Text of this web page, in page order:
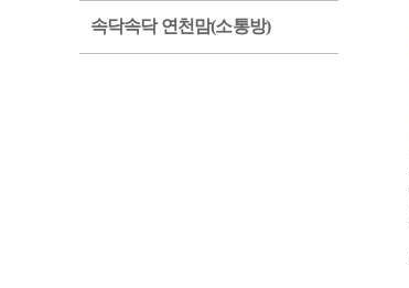
속닥속닥 연천맘(소통방)